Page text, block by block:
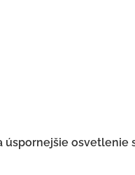
úspornejšie osvetlenie